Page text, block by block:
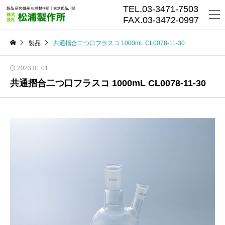
TEL.03-3471-7503
FAX.03-3472-0997
製品 共通摺合二つ口フラスコ 1000mL CL0078-11-30
2023.01.01
共通摺合二つ口フラスコ 1000mL CL0078-11-30